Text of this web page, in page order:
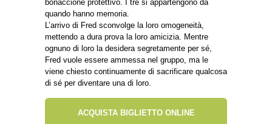
bonaccione protettivo. I tre si appartengono da
quando hanno memoria.
L’arrivo di Fred sconvolge la loro omogeneità,
mettendo a dura prova la loro amicizia. Mentre
ognuno di loro la desidera segretamente per sé,
Fred vuole essere ammessa nel gruppo, ma le
viene chiesto continuamente di sacrificare qualcosa
di sé per diventare una di loro.
ACQUISTA BIGLIETTO ONLINE